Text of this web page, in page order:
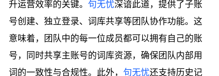
升运营效率的关键。 句无忧深谙此道，提供了子账
号创建、独立登录、词库共享等团队协作功能。这
意味着，团队中的每一位成员都可以拥有自己的账
号，同时共享主账号的词库资源，确保团队内部用
词的一致性与合规性。此外， 句无忧还支持历史记